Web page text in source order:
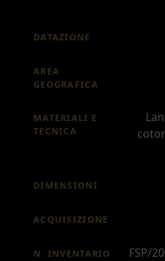
DATAZIONE
AREA
GEOGRAFICA
MATERIALI E
TECNICA
DIMENSIONI
ACQUISIZIONE
N. INVENTARIO FSP/